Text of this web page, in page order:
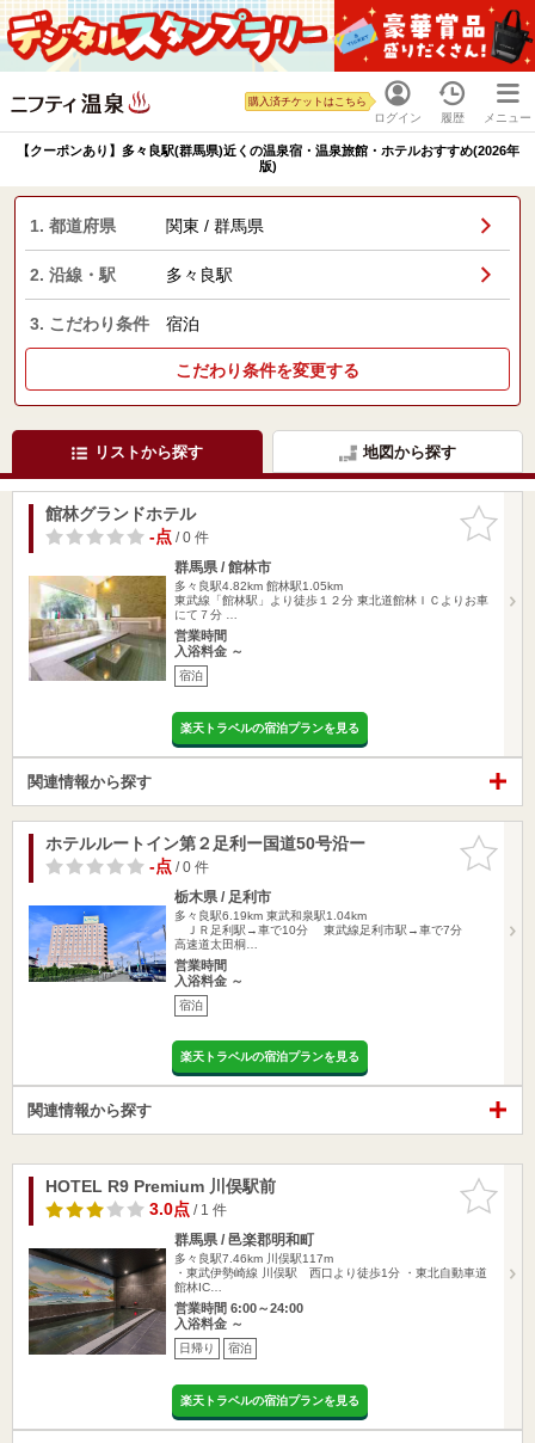
ログイン
購入済チケットはこちら
履歴 メニュー
【クーポンあり】多々良駅(群馬県)近くの温泉宿・温泉旅館・ホテルおすすめ(2026年
版)
1. 都道府県 関東 / 群馬県
2. 沿線・駅 多々良駅
3. こだわり条件 宿泊
こだわり条件を変更する
リストから探す 地図から探す
お気に入
りに追加
館林グランドホテル
-点/ 0 件
群馬県 / 館林市
多々良駅4.82km 館林駅1.05km
東武線「館林駅」より徒歩１２分 東北道館林ＩＣよりお車
にて７分 …
営業時間
入浴料金 ～
宿泊
楽天トラベルの宿泊プランを見る
関連情報から探す
お気に入
りに追加
ホテルルートイン第２足利ー国道50号沿ー
-点/ 0 件
栃木県 / 足利市
多々良駅6.19km 東武和泉駅1.04km
ＪＲ足利駅→車で10分 東武線足利市駅→車で7分
高速道太田桐…
営業時間
入浴料金 ～
宿泊
楽天トラベルの宿泊プランを見る
関連情報から探す
お気に入
りに追加
HOTEL R9 Premium 川俣駅前
3.0点/ 1 件
群馬県 / 邑楽郡明和町
多々良駅7.46km
川俣駅117m
・東武伊勢崎線 川俣駅 西口より徒歩1分 ・東北自動車道
館林IC…
営業時間 6:00～24:00
入浴料金 ～
日帰り 宿泊
楽天トラベルの宿泊プランを見る